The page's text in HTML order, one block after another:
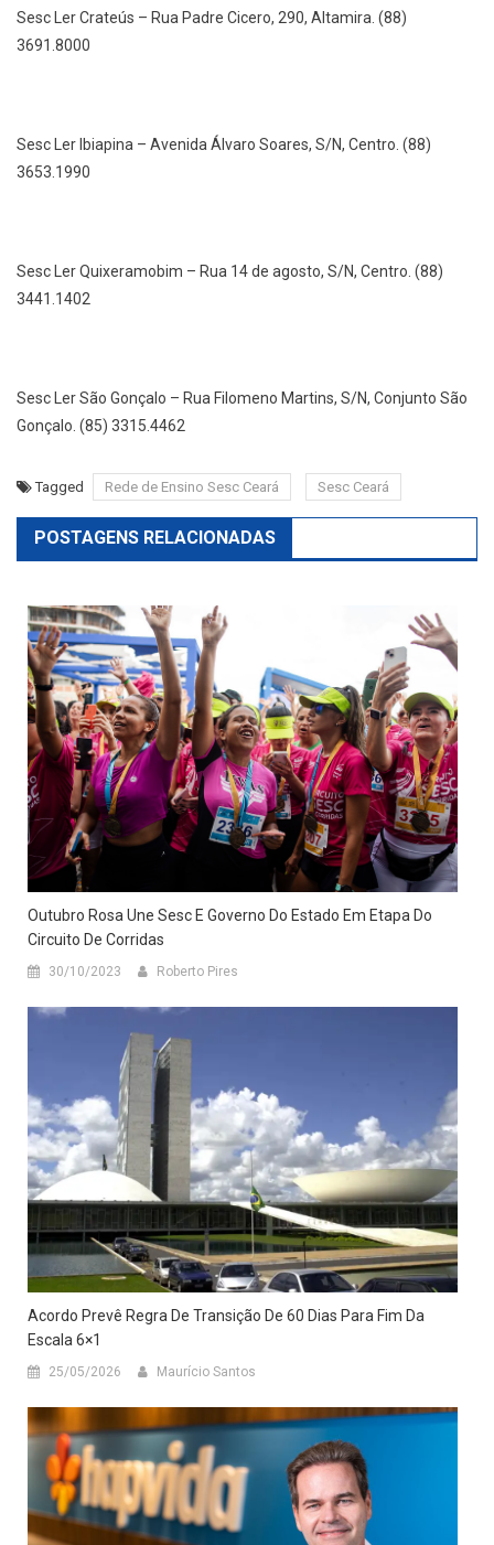
Sesc Ler Crateús – Rua Padre Cicero, 290, Altamira. (88)
3691.8000
Sesc Ler Ibiapina – Avenida Álvaro Soares, S/N, Centro. (88)
3653.1990
Sesc Ler Quixeramobim – Rua 14 de agosto, S/N, Centro. (88)
3441.1402
Sesc Ler São Gonçalo – Rua Filomeno Martins, S/N, Conjunto São
Gonçalo. (85) 3315.4462
Tagged Rede de Ensino Sesc Ceará Sesc Ceará
POSTAGENS RELACIONADAS
Outubro Rosa Une Sesc E Governo Do Estado Em Etapa Do
Circuito De Corridas
30/10/2023 Roberto Pires
Acordo Prevê Regra De Transição De 60 Dias Para Fim Da
Escala 6×1
25/05/2026 Maurício Santos